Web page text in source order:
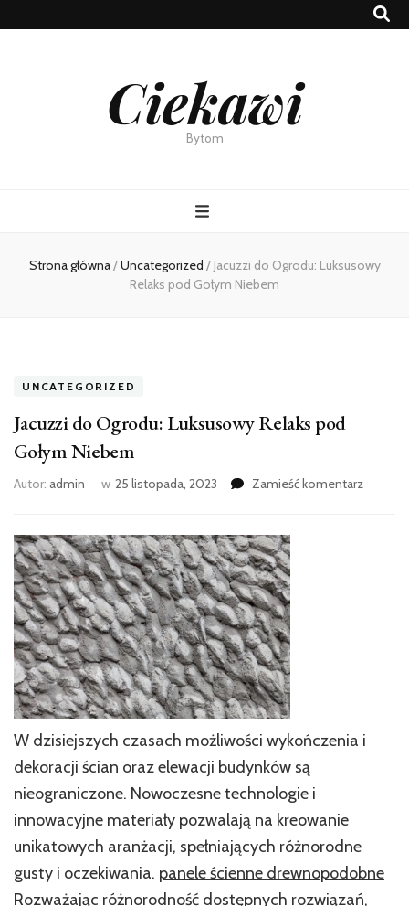
Ciekawi
Bytom
Strona główna/Uncategorized /Jacuzzi do Ogrodu: Luksusowy
Relaks pod Gołym Niebem
UNCATEGORIZED
Jacuzzi do Ogrodu: Luksusowy Relaks pod
Gołym Niebem
Autor: admin w 25 listopada, 2023 Zamieść komentarzwe
W dzisiejszych czasach możliwości wykończenia i
dekoracji ścian oraz elewacji budynków są
nieograniczone. Nowoczesne technologie i
innowacyjne materiały pozwalają na kreowanie
unikatowych aranżacji, spełniających różnorodne
gusty i oczekiwania. panele ścienne drewnopodobne
Rozważając różnorodność dostępnych rozwiązań,